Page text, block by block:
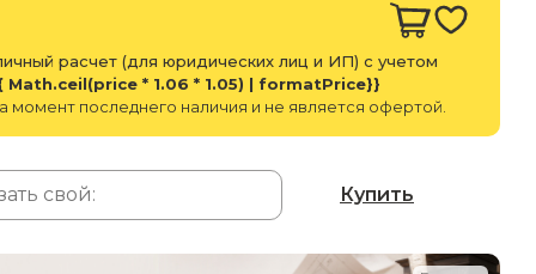
расчет (для юридических лиц и ИП) с учетом
Math.ceil(price * 1.06 * 1.05) | formatPrice}}
момент последнего наличия и не является офертой.
Купить